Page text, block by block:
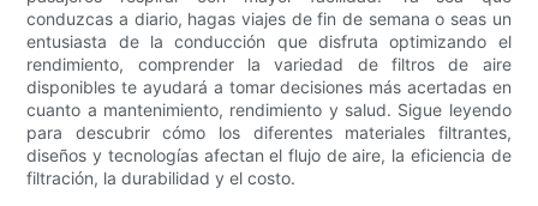
conduzcas a diario, hagas viajes de fin de semana o seas un
entusiasta de la conducción que disfruta optimizando el
rendimiento, comprender la variedad de filtros de aire
disponibles te ayudará a tomar decisiones más acertadas en
cuanto a mantenimiento, rendimiento y salud. Sigue leyendo
para descubrir cómo los diferentes materiales filtrantes,
diseños y tecnologías afectan el flujo de aire, la eficiencia de
filtración, la durabilidad y el costo.